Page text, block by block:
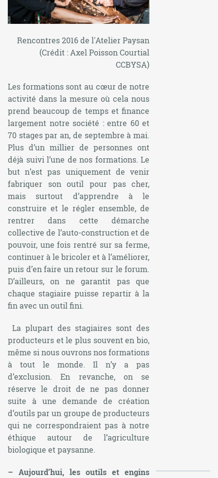
Rencontres 2016 de l'Atelier Paysan
(Crédit : Axel Poisson Courtial
CCBYSA)
Les formations sont au cœur de notre
activité dans la mesure où cela nous
prend beaucoup de temps et finance
largement notre société : entre 60 et
70 stages par an, de septembre à mai.
Plus d’un millier de personnes ont
déjà suivi l’une de nos formations. Le
but n’est pas uniquement de venir
fabriquer son outil pour pas cher,
mais surtout d’apprendre à le
construire et le régler ensemble, de
rentrer dans cette démarche
collective de l’auto-construction et de
pouvoir, une fois rentré sur sa ferme,
continuer à le bricoler et à l’améliorer,
puis d’en faire un retour sur le forum.
D’ailleurs, on ne garantit pas que
chaque stagiaire puisse repartir à la
fin avec un outil fini.
La plupart des stagiaires sont des
producteurs et le plus souvent en bio,
même si nous ouvrons nos formations
à tout le monde. Il n’y a pas
d’exclusion. En revanche, on se
réserve le droit de ne pas donner
suite à une demande de création
d’outils par un groupe de producteurs
qui ne correspondraient pas à notre
éthique autour de l’agriculture
biologique et paysanne.
– Aujourd’hui, les outils et engins